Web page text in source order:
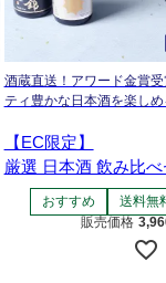
酒蔵直送！アワード金賞
ティ豊かな日本酒を楽し
【EC限定】
厳選 日本酒 飲み比べ
おすすめ 送料無
販売価格